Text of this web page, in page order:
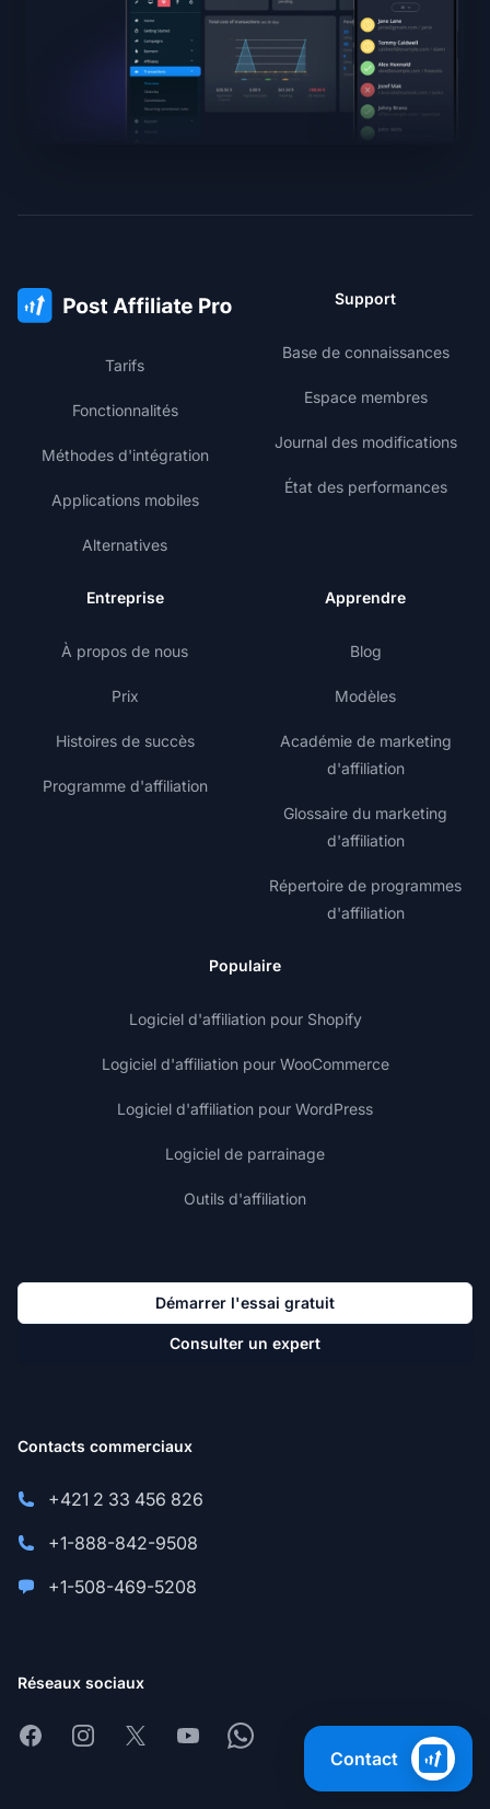
Tarifs
Fonctionnalités
Méthodes d'intégration
Applications mobiles
Alternatives
Support
Base de connaissances
Espace membres
Journal des modifications
État des performances
Entreprise
À propos de nous
Prix
Histoires de succès
Programme d'affiliation
Apprendre
Blog
Modèles
Académie de marketing
d'affiliation
Glossaire du marketing
d'affiliation
Répertoire de programmes
d'affiliation
Populaire
Logiciel d'affiliation pour Shopify
Logiciel d'affiliation pour WooCommerce
Logiciel d'affiliation pour WordPress
Logiciel de parrainage
Outils d'affiliation
Démarrer l'essai gratuit
Consulter un expert
Contacts commerciaux
+421 2 33 456 826
+1-888-842-9508
+1-508-469-5208
Réseaux sociaux
FacebookInstagram
X YoutubeWhatsapp
Contact